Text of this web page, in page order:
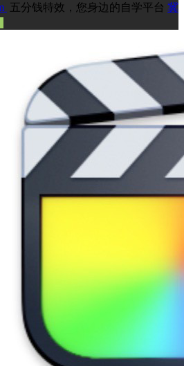
五分钱特效，您身边的自学平台 冀